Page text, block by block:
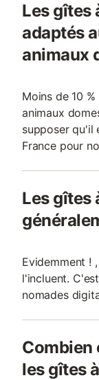
Les gîtes
adaptés
animaux
Moins de 10
animaux
supposer qu'il
France pour
Les gîtes
Evidemment !
l'incluent.
nomades
Combien
les gîtes